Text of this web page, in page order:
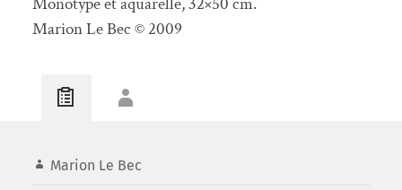
Marion Le Bec © 2009
Marion Le Bec